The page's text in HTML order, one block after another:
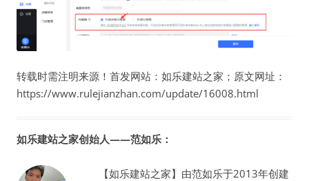
转载时需注明来源！首发网站：如乐建站之家；原文网址：
https://www.rulejianzhan.com/update/16008.html
如乐建站之家创始人——范如乐：
【如乐建站之家】由范如乐于2013年创建